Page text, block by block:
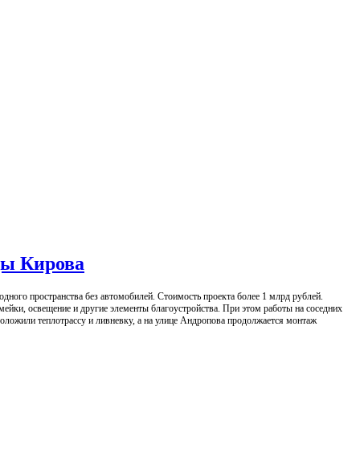
Кирова
пространства без автомобилей. Стоимость проекта более 1 млрд рублей.
освещение и другие элементы благоустройства. При этом работы на соседних
теплотрассу и ливневку, а на улице Андропова продолжается монтаж